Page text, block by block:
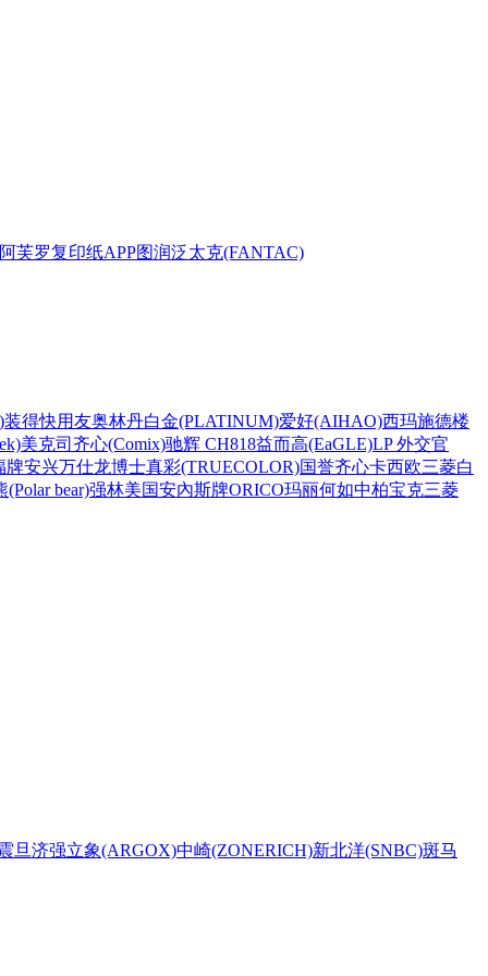
阿芙罗复印纸APP图润泛太克(FANTAC)
装得快用友奥林丹白金(PLATINUM)爱好(AIHAO)西玛施德楼
美克司 齐心(Comix)驰辉 CH818益而高(EaGLE)LP 外交官
牌安兴万仕龙博士真彩(TRUECOLOR)国誉齐心卡西欧三菱白
(Polar bear)强林美国安內斯牌ORICO玛丽何如中柏宝克三菱
旦济强立象(ARGOX)中崎(ZONERICH)新北洋(SNBC)斑马